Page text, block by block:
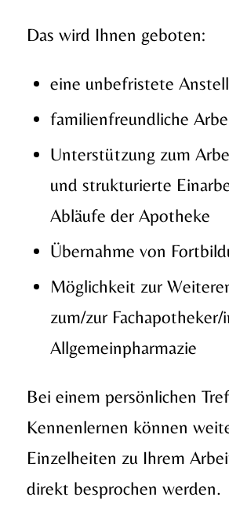
Das wird Ihnen geboten:
eine unbefristete
familienfreundliche
Unterstützung zum
und strukturierte
Abläufe der Apotheke
Übernahme von
Möglichkeit zur
zum/zur
Allgemeinpharmazie
Bei einem persönlichen
Kennenlernen können
Einzelheiten zu Ihrem
direkt besprochen werden.